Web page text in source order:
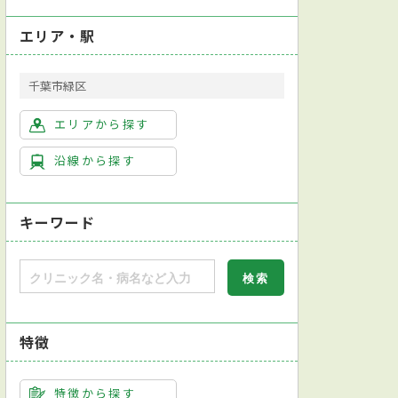
エリア・駅
千葉市緑区
エリアから探す
沿線から探す
キーワード
特徴
特徴から探す